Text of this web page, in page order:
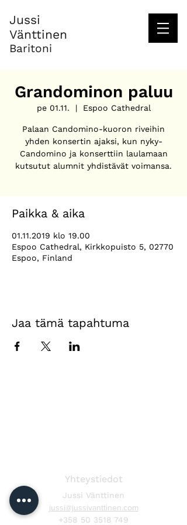
Jussi
Vänttinen
Baritoni
Grandominon paluu
pe 01.11.
  |
Espoo Cathedral
Palaan Candomino-kuoron riveihin
yhden konsertin ajaksi, kun nyky-
Candomino ja konserttiin laulamaan
kutsutut alumnit yhdistävät voimansa.
Paikka & aika
01.11.2019 klo 19.00
Espoo Cathedral, Kirkkopuisto 5, 02770
Espoo, Finland
Jaa tämä tapahtuma
Yhteystiedot
Jussi Vänttinen
jussi@jussivanttinen.com
+358 50 3518 749